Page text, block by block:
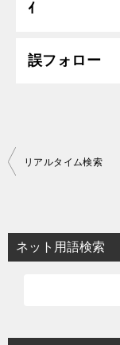
ｲ
誤フォロー
投
ビ
ゲ
ョ
リアルタイム検索
ネット用語検索